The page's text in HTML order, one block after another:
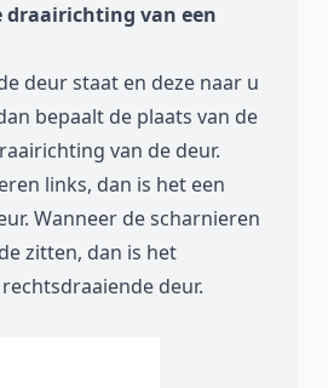
draairichting van een
deur staat en deze naar u
bepaalt de plaats van de
van de deur.
links, dan is het een
Wanneer de scharnieren
zitten, dan is het
deur.